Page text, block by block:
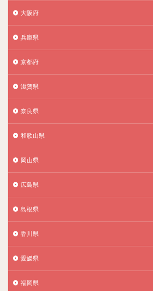
大阪府
兵庫県
京都府
滋賀県
奈良県
和歌山県
岡山県
広島県
島根県
香川県
愛媛県
福岡県